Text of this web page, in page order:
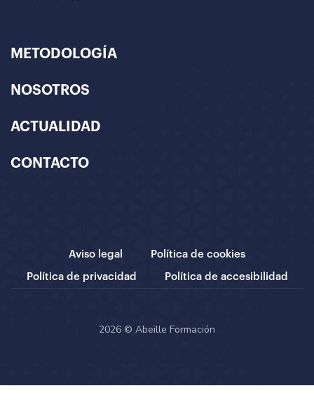
METODOLOGÍA
NOSOTROS
ACTUALIDAD
CONTACTO
Aviso legal Política de cookies
Política de privacidad Política de accesibilidad
2026 © Abeille Formación